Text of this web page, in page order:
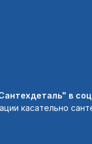
в
касательно